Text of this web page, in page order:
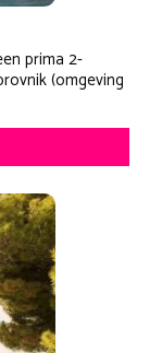
prima 2-
(omgeving